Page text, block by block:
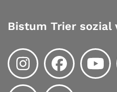
Bistum Trier sozial